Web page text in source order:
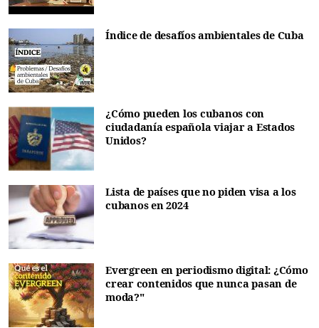
Índice de desafíos ambientales de Cuba
¿Cómo pueden los cubanos con
ciudadanía española viajar a Estados
Unidos?
Lista de países que no piden visa a los
cubanos en 2024
Evergreen en periodismo digital: ¿Cómo
crear contenidos que nunca pasan de
moda?"